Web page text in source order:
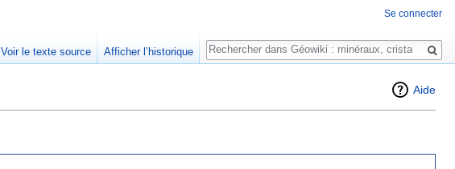
Aide
Se connecter
Voir le texte source Afficher l’historique
Rechercher